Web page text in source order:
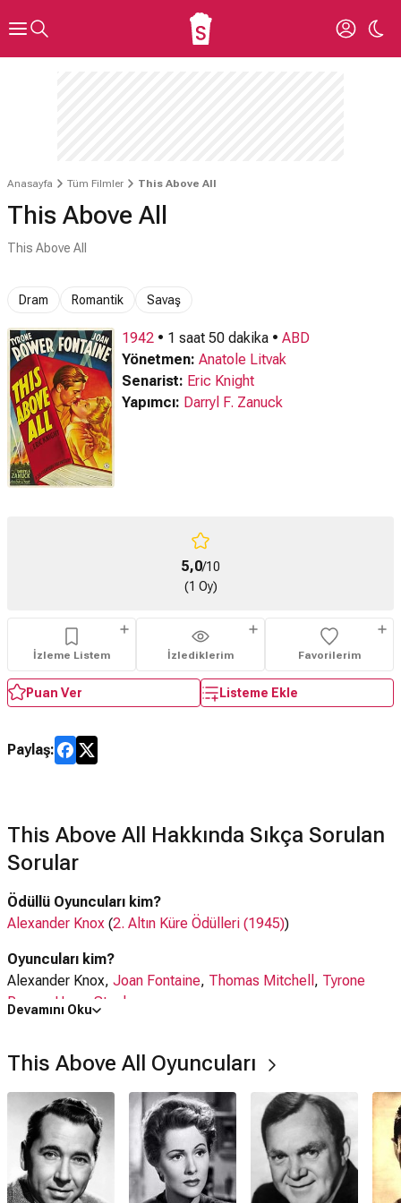
Anasayfa Tüm Filmler This Above All
This Above All
This Above All
Dram Romantik Savaş
1942 • 1 saat 50 dakika • ABD
Yönetmen: Anatole Litvak
Senarist: Eric Knight
Yapımcı: Darryl F. Zanuck
5,0/10
(1 Oy)
İzleme Listem İzlediklerim Favorilerim
Puan Ver Listeme Ekle
Paylaş:
This Above All Hakkında Sıkça Sorulan
Sorular
Ödüllü Oyuncuları kim?
Alexander Knox (2. Altın Küre Ödülleri (1945))
Oyuncuları kim?
Alexander Knox, Joan Fontaine, Thomas Mitchell , Tyrone
Power
Henry Stephenson
This Above All filmiABD'da çekilmiştir.
Kaç saat?
1 saat 50 dakika
IMDb puanı kaç?
6.7
Devamını Oku
This Above All Oyuncuları